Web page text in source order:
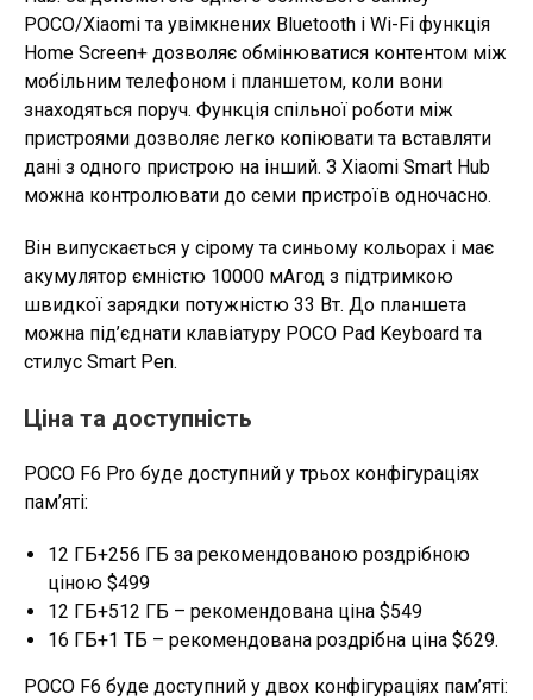
POCO/Xiaomi та увімкнених Bluetooth і Wi-Fi функція
Home Screen+ дозволяє обмінюватися контентом між
мобільним телефоном і планшетом, коли вони
знаходяться поруч. Функція спільної роботи між
пристроями дозволяє легко копіювати та вставляти
дані з одного пристрою на інший. З Xiaomi Smart Hub
можна контролювати до семи пристроїв одночасно.
Він випускається у сірому та синьому кольорах і має
акумулятор ємністю 10000 мАгод з підтримкою
швидкої зарядки потужністю 33 Вт. До планшета
можна під’єднати клавіатуру POCO Pad Keyboard та
стилус Smart Pen.
Ціна та доступність
POCO F6 Pro буде доступний у трьох конфігураціях
пам’яті:
12 ГБ+256 ГБ за рекомендованою роздрібною
ціною $499
12 ГБ+512 ГБ – рекомендована ціна $549
16 ГБ+1 ТБ – рекомендована роздрібна ціна $629.
POCO F6 буде доступний у двох конфігураціях пам’яті: